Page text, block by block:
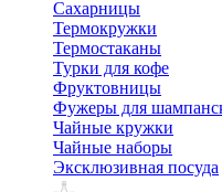
Сахарницы
Термокружки
Термостаканы
Турки для кофе
Фруктовницы
Фужеры для
Чайные кружки
Чайные наборы
Эксклюзивная посуда